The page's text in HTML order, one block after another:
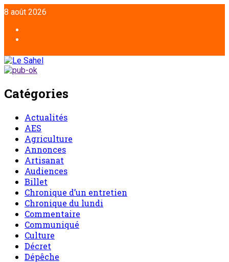
8 août 2026
Catégories
Actualités
AES
Agriculture
Annonces
Artisanat
Audiences
Billet
Chronique d’un entretien
Chronique du lundi
Commentaire
Communiqué
Culture
Décret
Dépêche